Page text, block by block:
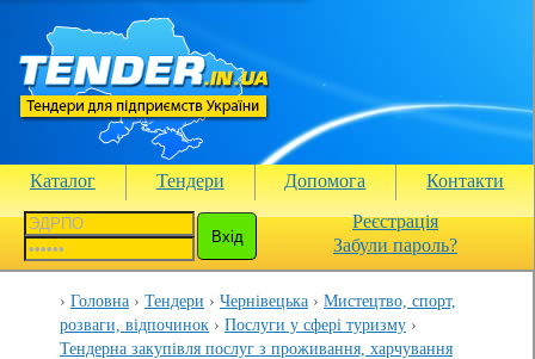
Каталог Тендери Допомога
Контакти
Реєстрація
Забули пароль?
Головна Тендери Чернівецька
Мистецтво, спорт,
розваги, відпочинок
Послуги у сфері туризму
Тендерна закупівля послуг з проживання, харчування